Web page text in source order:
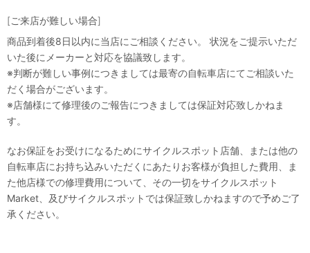
[ご来店が難しい場合]
商品到着後8日以内に当店にご相談ください。 状況をご提示いただ
いた後にメーカーと対応を協議致します。
※判断が難しい事例につきましては最寄の自転車店にてご相談いた
だく場合がございます。
※店舗様にて修理後のご報告につきましては保証対応致しかねま
す。
なお保証をお受けになるためにサイクルスポット店舗、または他の
自転車店にお持ち込みいただくにあたりお客様が負担した費用、ま
た他店様での修理費用について、その一切をサイクルスポット
Market、及びサイクルスポットでは保証致しかねますので予めご了
承ください。